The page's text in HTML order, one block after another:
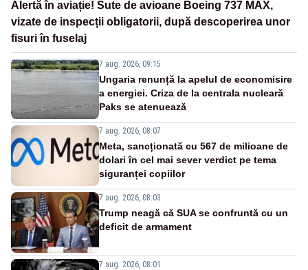
Alertă în aviație! Sute de avioane Boeing 737 MAX,
vizate de inspecții obligatorii, după descoperirea unor
fisuri în fuselaj
7 aug. 2026, 09:15
Ungaria renunță la apelul de economisire
a energiei. Criza de la centrala nucleară
Paks se atenuează
7 aug. 2026, 08:07
Meta, sancționată cu 567 de milioane de
dolari în cel mai sever verdict pe tema
siguranței copiilor
7 aug. 2026, 08:03
Trump neagă că SUA se confruntă cu un
deficit de armament
7 aug. 2026, 08:01